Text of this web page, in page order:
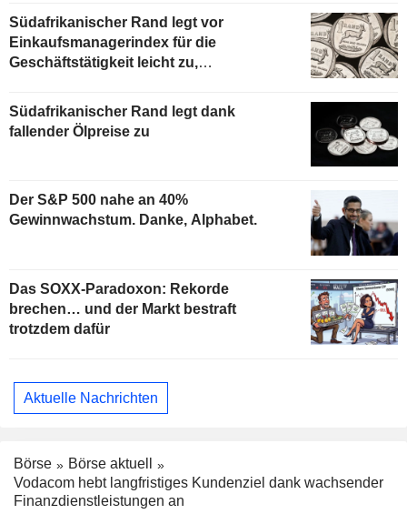
Südafrikanischer Rand legt vor
Einkaufsmanagerindex für die
Geschäftstätigkeit leicht zu,
Südafrikanischer Rand legt dank
fallender Ölpreise zu
Der S&P 500 nahe an 40%
Gewinnwachstum. Danke, Alphabet.
Das SOXX-Paradoxon: Rekorde
brechen… und der Markt bestraft
trotzdem dafür
Aktuelle Nachrichten
Börse
Börse aktuell
Vodacom hebt langfristiges Kundenziel dank wachsender
Finanzdienstleistungen an